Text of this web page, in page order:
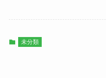
未分類